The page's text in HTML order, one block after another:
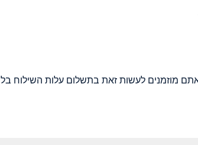
מוזמנים לעשות זאת בתשלום עלות השילוח